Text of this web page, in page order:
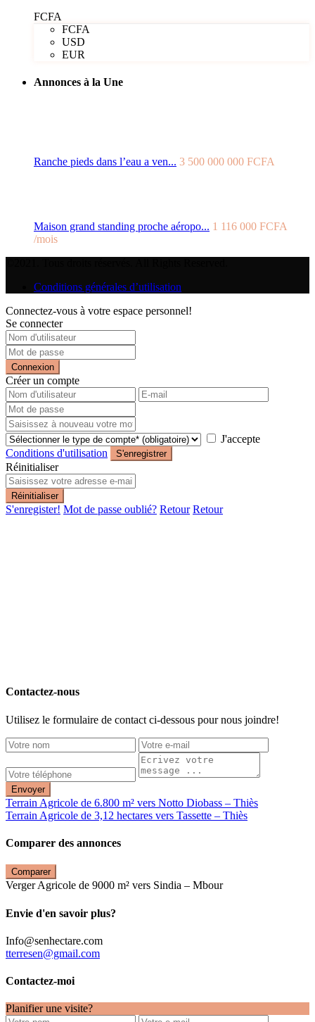
FCFA
FCFA
USD
EUR
Annonces à la Une
Ranche pieds dans l’eau a ven... 3 500 000 000 FCFA
Maison grand standing proche aéropo... 1 116 000 FCFA
/mois
Conditions générales d’utilisation
Connectez-vous à votre espace personnel!
Se connecter
Connexion
Créer un compte
J'accepte
Conditions d'utilisation
S'enregistrer
Réinitialiser
Réinitialiser
S'enregister! Mot de passe oublié? Retour Retour
Contactez-nous
Utilisez le formulaire de contact ci-dessous pour nous joindre!
Envoyer
Terrain Agricole de 6.800 m² vers Notto Diobass – Thiès
Terrain Agricole de 3,12 hectares vers Tassette – Thiès
Comparer des annonces
Comparer
Verger Agricole de 9000 m² vers Sindia – Mbour
Envie d'en savoir plus?
Info@senhectare.com
tterresen@gmail.com
Contactez-moi
Planifier une visite?